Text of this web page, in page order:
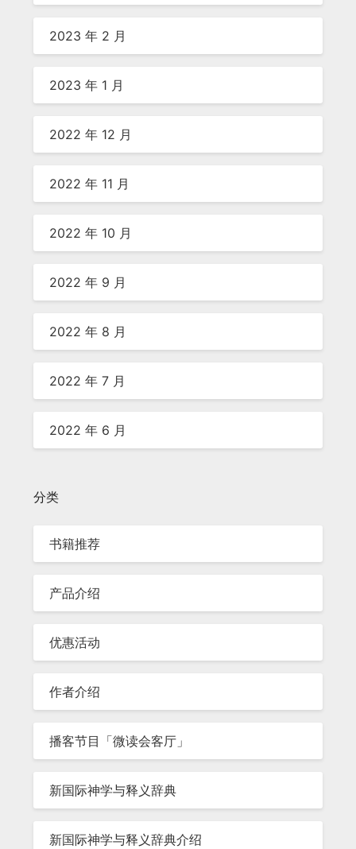
2023 年 2 月
2023 年 1 月
2022 年 12 月
2022 年 11 月
2022 年 10 月
2022 年 9 月
2022 年 8 月
2022 年 7 月
2022 年 6 月
分类
书籍推荐
产品介绍
优惠活动
作者介绍
播客节目「微读会客厅」
新国际神学与释义辞典
新国际神学与释义辞典介绍